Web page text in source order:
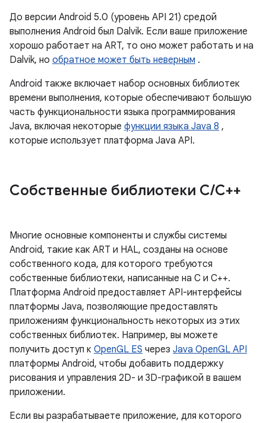
До версии Android 5.0 (уровень API 21) средой
выполнения Android был Dalvik. Если ваше приложение
хорошо работает на ART, то оно может работать и на
Dalvik, но обратное может быть неверным .
Android также включает набор основных библиотек
времени выполнения, которые обеспечивают большую
часть функциональности языка программирования
Java, включая некоторые функции языка Java 8 ,
которые использует платформа Java API.
Собственные библиотеки C/C++
Многие основные компоненты и службы системы
Android, такие как ART и HAL, созданы на основе
собственного кода, для которого требуются
собственные библиотеки, написанные на C и C++.
Платформа Android предоставляет API-интерфейсы
платформы Java, позволяющие предоставлять
приложениям функциональность некоторых из этих
собственных библиотек. Например, вы можете
получить доступ к OpenGL ES через Java OpenGL API
платформы Android, чтобы добавить поддержку
рисования и управления 2D- и 3D-графикой в ​​вашем
приложении.
Если вы разрабатываете приложение, для которого